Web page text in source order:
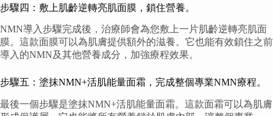
步驟四：敷上肌齡逆轉亮肌面膜，鎖住營養。
NMN導入步驟完成後，治療師會為您敷上一片肌齡逆轉亮肌面
膜。這款面膜可以為肌膚提供額外的滋養。它也能有效鎖住之前
導入的NMN及其他營養成分，加強療程效果。
步驟五：塗抹NMN+活肌能量面霜，完成整個專業NMN療程。
最後一個步驟是塗抹NMN+活肌能量面霜。這款面霜可以為肌膚